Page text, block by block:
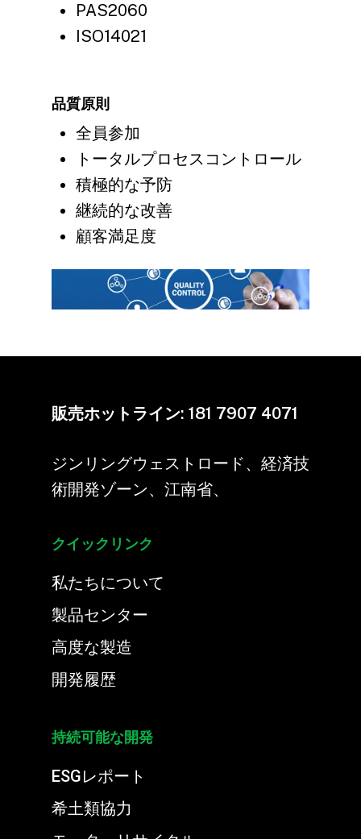
PAS2060
ISO14021
品質原則
全員参加
トータルプロセスコントロール
積極的な予防
継続的な改善
顧客満足度
販売ホットライン: 181 7907 4071
ジンリングウェストロード、経済技
術開発ゾーン、江南省、
クイックリンク
私たちについて
製品センター
高度な製造
開発履歴
持続可能な開発
ESGレポート
希土類協力